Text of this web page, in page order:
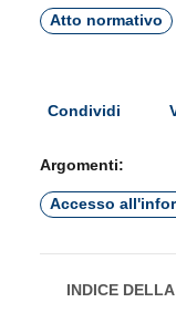
Atto normativo
Condividi
Argomenti:
Accesso
INDICE